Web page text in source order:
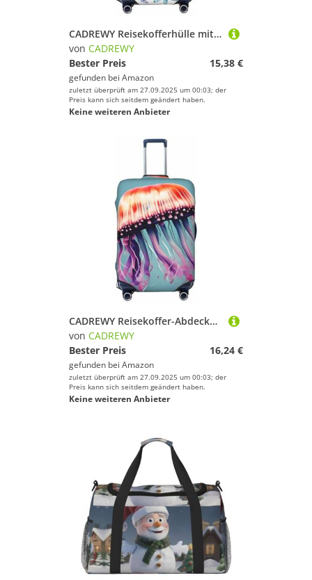
CADREWY Reisekofferhülle mit niedlichem Seestern-Druck, Gepäckschutz mit Gummizug, kratzfest, für Handgepäck, Schwarz, Small
von CADREWY
Bester Preis
15,38 €
gefunden bei Amazon
zuletzt überprüft am 27.09.2025 um 00:03; der
Preis kann sich seitdem geändert haben.
Keine weiteren Anbieter
CADREWY Reisekoffer-Abdeckung, Gepäckschutz mit Quallen-Druck, elastisch, kratzfest, für Handgepäck, Schwarz, Medium
von CADREWY
Bester Preis
16,24 €
gefunden bei Amazon
zuletzt überprüft am 27.09.2025 um 00:03; der
Preis kann sich seitdem geändert haben.
Keine weiteren Anbieter